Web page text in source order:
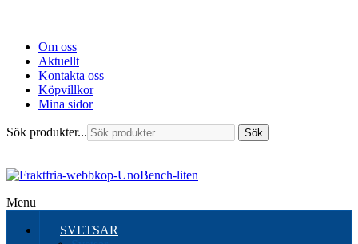
Om oss
Aktuellt
Kontakta oss
Köpvillkor
Mina sidor
Sök produkter... Sök
Menu
SVETSAR